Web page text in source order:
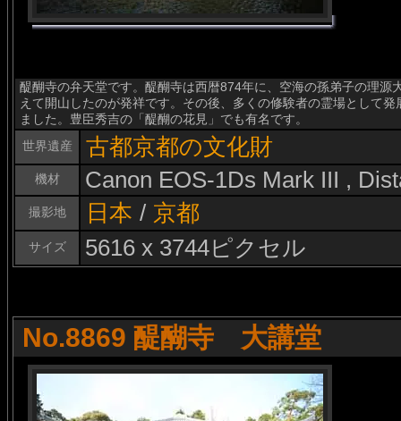
醍醐寺の弁天堂です。醍醐寺は西暦874年に、空海の孫弟子の理源
えて開山したのが発祥です。その後、多くの修験者の霊場として
ました。豊臣秀吉の「醍醐の花見」でも有名です。
世界遺産
古都京都の文化財
機材 Canon EOS-1Ds Mark III ,
撮影地 日本 / 京都
サイズ 5616 x 3744ピクセル
No.8869 醍醐寺 大講堂